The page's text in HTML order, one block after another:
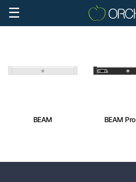
☰
BEAM BEAM Pro